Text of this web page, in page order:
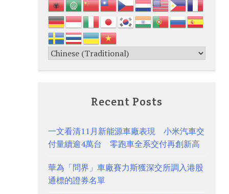
Recent Posts
一文看清11月新能源車廠表現 小米汽車交
付量續逾4萬台 零跑車全系交付再創新高
華為「問界」車廠賽力斯獲深交所調入港股
通標的證券名單